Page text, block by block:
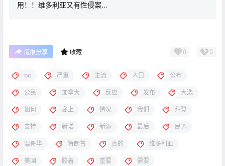
用！！维多利亚又有性侵案…
海报分享 收藏 0 0
bc 严重 主流 人口 公布
公民 加拿大 反应 发布 大选
如何 岛上 情况 我们 拜登
支持 新增 新添 最后 民调
温哥华 特朗普 真的 维多利亚
美国 胶着 重要 需要